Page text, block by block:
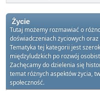
Życie
Tutaj możemy rozmawiać o
doświadczeniach życiowych
Tematyka tej kategorii jest
międzyludzkich po rozwój
Zachęcamy do dzielenia się
temat różnych aspektów życia,
społeczność.